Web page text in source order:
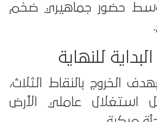
حضور جماهيري ضخم
للنهاية
الخروج بالنقاط الثلاث،
استغلال عاملي الأرض